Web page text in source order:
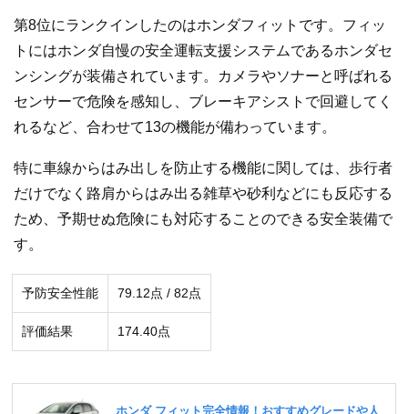
第8位にランクインしたのはホンダフィットです。フィッ
トにはホンダ自慢の安全運転支援システムであるホンダセ
ンシングが装備されています。カメラやソナーと呼ばれる
センサーで危険を感知し、ブレーキアシストで回避してく
れるなど、合わせて13の機能が備わっています。
特に車線からはみ出しを防止する機能に関しては、歩行者
だけでなく路肩からはみ出る雑草や砂利などにも反応する
ため、予期せぬ危険にも対応することのできる安全装備で
す。
予防安全性能 79.12点 / 82点
評価結果 174.40点